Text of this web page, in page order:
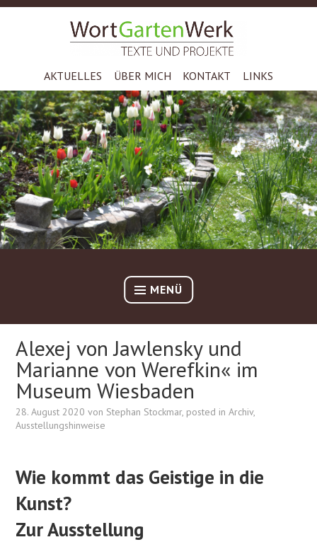
Zum
TEXTE UND PROJEKTE – DR. STEPHAN STOCKMAR
WORTGARTENWERK
AKTUELLES ÜBER MICH KONTAKT LINKS
MENÜ
Alexej von Jawlensky und
Marianne von Werefkin« im
Museum Wiesbaden
28. August 2020 von Stephan Stockmar, posted inArchiv,
Ausstellungshinweise
Wie kommt das Geistige in die
Kunst?
Zur Ausstellung